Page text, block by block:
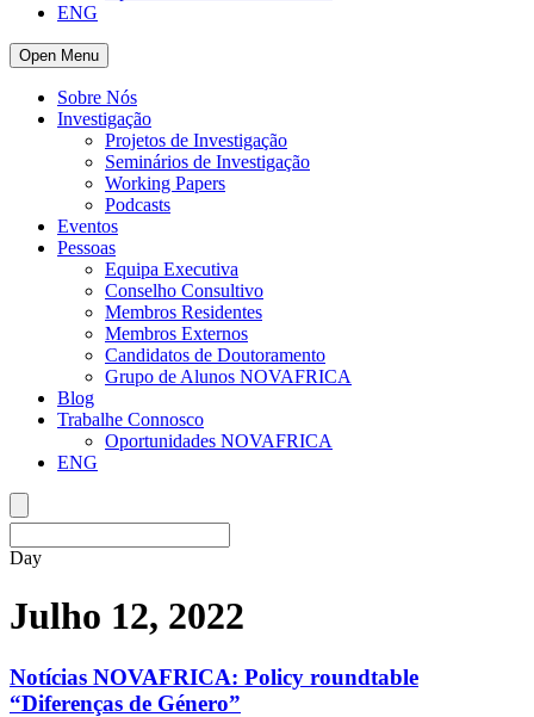
ENG
Open Menu
Sobre Nós
Investigação
Projetos de Investigação
Seminários de Investigação
Working Papers
Podcasts
Eventos
Pessoas
Equipa Executiva
Conselho Consultivo
Membros Residentes
Membros Externos
Candidatos de Doutoramento
Grupo de Alunos NOVAFRICA
Blog
Trabalhe Connosco
Oportunidades NOVAFRICA
ENG
Day
Julho 12, 2022
Notícias NOVAFRICA: Policy roundtable
“Diferenças de Género”